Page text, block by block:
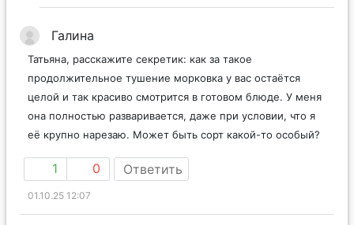
Галина
Татьяна, расскажите секретик: как за такое
продолжительное тушение морковка у вас остаётся
целой и так красиво смотрится в готовом блюде. У меня
она полностью разваривается, даже при условии, что я
её крупно нарезаю. Может быть сорт какой-то особый?
1 0 Ответить
01.10.25 12:07